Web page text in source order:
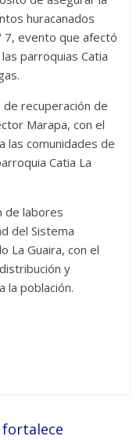
huracanados
7, evento que afectó
parroquias Catia
recuperación de
Marapa, con el
las comunidades de
Catia La
de labores
del Sistema
La Guaira, con el
y
la población.